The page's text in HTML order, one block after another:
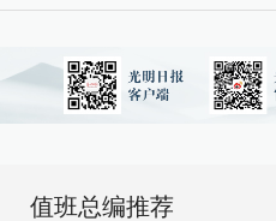
值班总编推荐